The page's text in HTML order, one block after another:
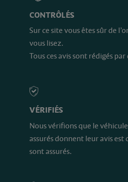
CONTRÔLÉS
Sur ce site vous êtes sûr de
vous lisez.
Tous ces avis sont rédigés par
VÉRIFIÉS
Nous vérifions que le
assurés donnent leur avis est
sont assurés.